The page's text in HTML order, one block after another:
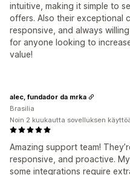
intuitive, making it simple to
offers. Also their exceptional
responsive, and always
for anyone looking to
value!
Amazing support team!
responsive, and proactive.
some integrations require
alec, fundador da mrka
Brasilia
Noin 2 kuukautta sovelluksen